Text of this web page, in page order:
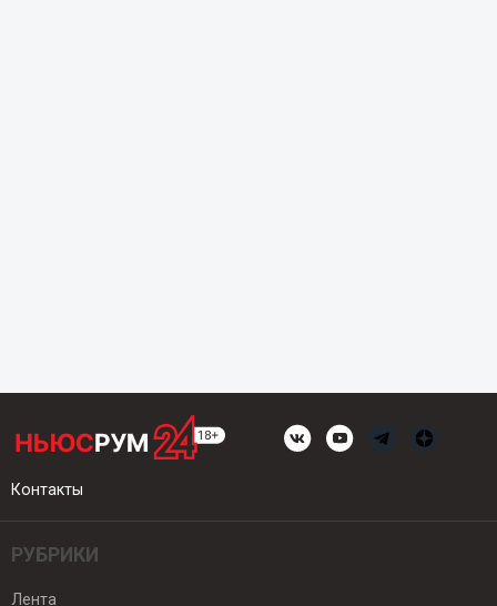
Контакты
РУБРИКИ
Лента